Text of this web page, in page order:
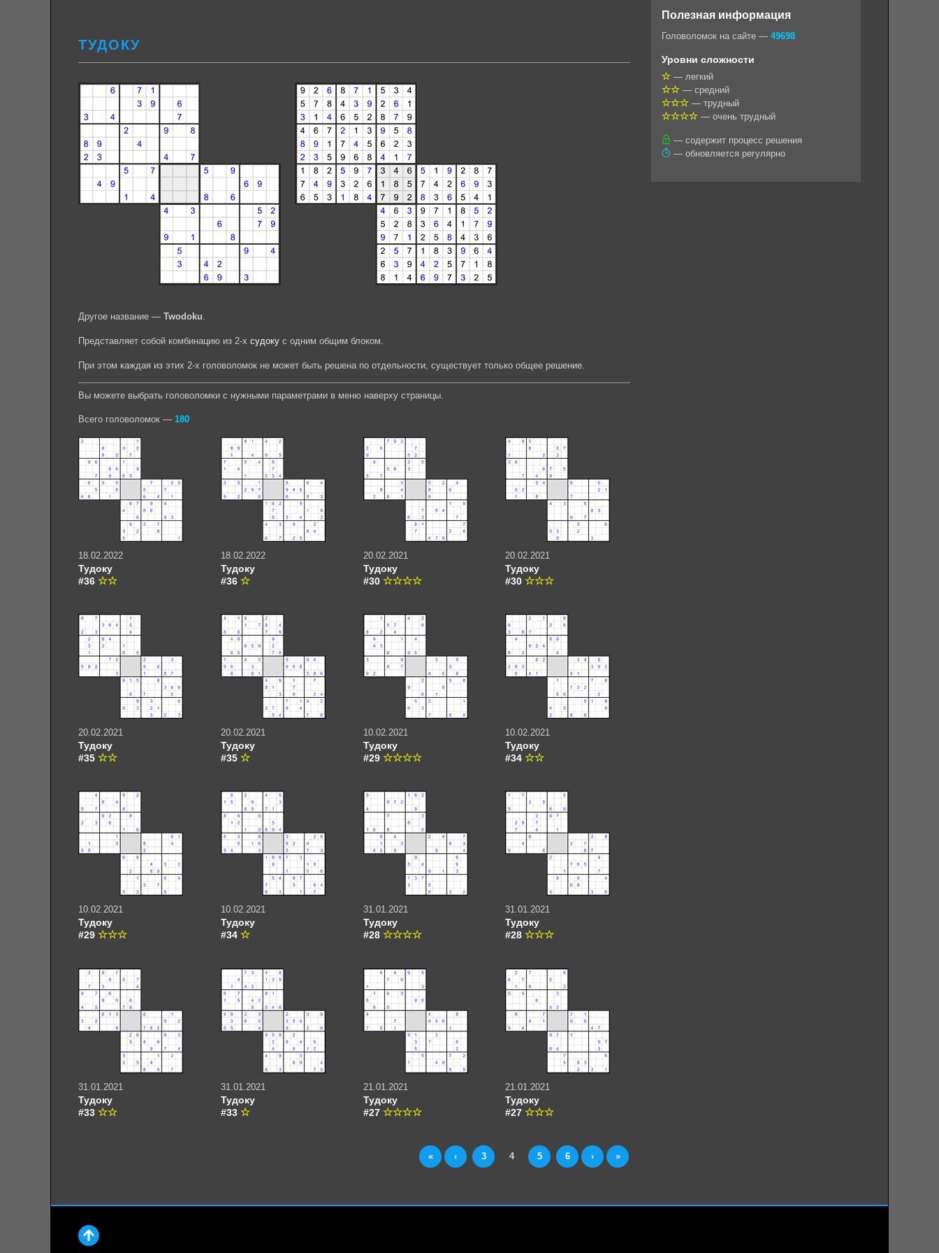
ТУДОКУ
Другое название — Twodoku.
Представляет собой комбинацию из 2-х судоку с одним общим блоком.
При этом каждая из этих 2-х головоломок не может быть решена по отдельности, существует только общее решение.
Вы можете выбрать головоломки с нужными параметрами в меню наверху страницы.
Всего головоломок — 180
18.02.2022
Тудоку
#36
18.02.2022
Тудоку
#36
20.02.2021
Тудоку
#30
20.02.2021
Тудоку
#30
20.02.2021
Тудоку
#35
20.02.2021
Тудоку
#35
10.02.2021
Тудоку
#29
10.02.2021
Тудоку
#34
10.02.2021
Тудоку
#29
10.02.2021
Тудоку
#34
31.01.2021
Тудоку
#28
31.01.2021
Тудоку
#28
31.01.2021
Тудоку
#33
31.01.2021
Тудоку
#33
21.01.2021
Тудоку
#27
21.01.2021
Тудоку
#27
« ‹ 3 4 5 6 › »
o
k
a
s
s
n
i
e
g
t
l
Полезная информация
Головоломок на сайте — 49698
Уровни сложности
— легкий
— средний
— трудный
— очень трудный
— содержит процесс решения
— обновляется регулярно